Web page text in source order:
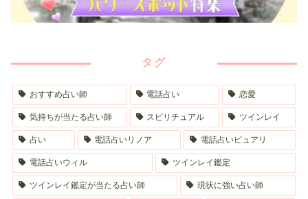
タグ
おすすめ占い師 電話占い 恋愛
気持ちが当たる占い師 スピリチュアル ツインレイ
占い 電話占いリノア 電話占いピュアリ
電話占いウィル ツインレイ鑑定
ツインレイ鑑定が当たる占い師 現状に強い占い師